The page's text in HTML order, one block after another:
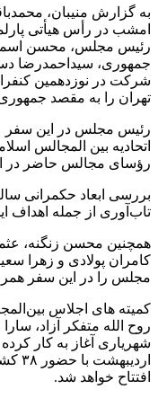
به گزارش منیبان،
امشب در رأس هیأتی
رئیس مجلس، محسن
جمهوری، سیداحمدرضا
تهران را به مقصد
رئیس مجلس در این سفر
رؤسای مجالس حاضر در
بررسی ابعاد حکمرانی
تاب‌آوری از جمله اهداف
همچنین محسن زنگنه،
کامران پولادی و زهرا
مجلس را در این سفر
روح الله متفکر آزاد،
افتتاح خواهد شد.